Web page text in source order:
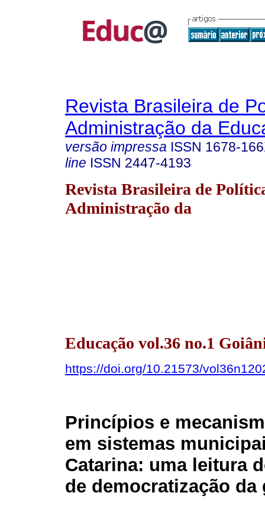
Revista Brasileira de
Administração da
versão impressa ISSN 1678-
line ISSN 2447-4193
Revista Brasileira de
Administração da
Educação vol.36 no.1
https://doi.org/10.21573/
Princípios e
em sistemas
Catarina: uma leitura
de democratização